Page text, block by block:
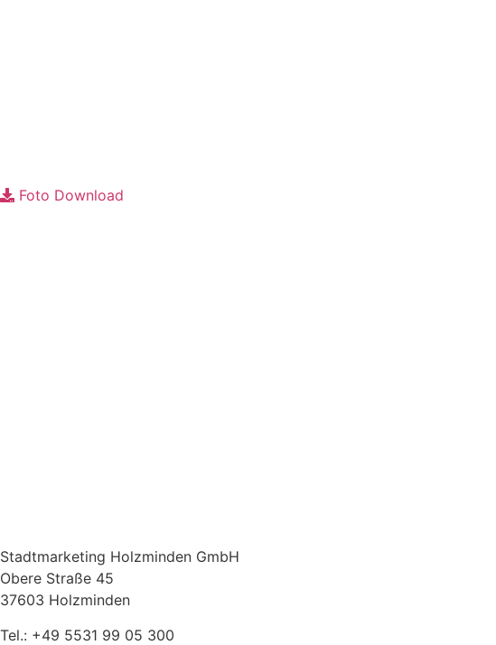
Foto Download
Stadtmarketing Holzminden GmbH
Obere Straße 45
37603 Holzminden
Tel.: +49 5531 99 05 300